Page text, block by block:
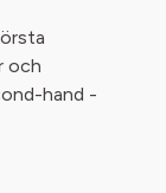
och
hand -